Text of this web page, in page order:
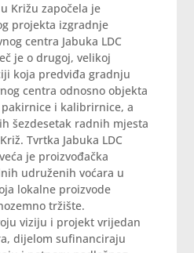
Križu započela je
projekta izgradnje
centra Jabuka LDC
je o drugoj, velikoj
koja predviđa gradnju
centra odnosno objekta
i kalibrirnice, a
šezdesetak radnih mjesta
Tvrtka Jabuka LDC
je proizvođačka
udruženih voćara u
lokalne proizvode
tržište.
viziju i projekt vrijedan
dijelom sufinanciraju